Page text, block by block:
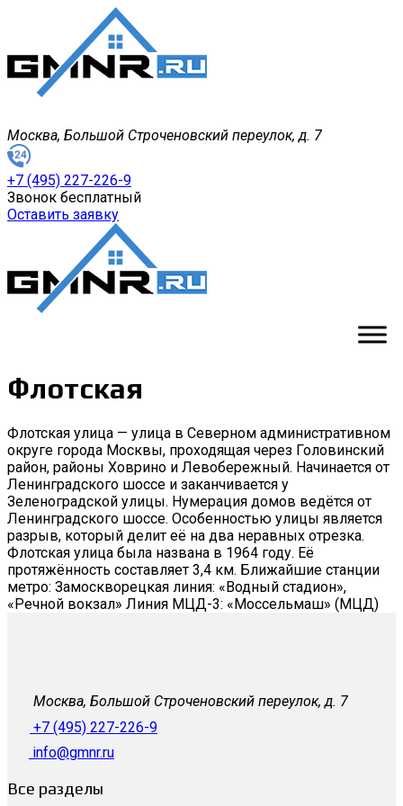
Москва, Большой Строченовский переулок, д. 7
+7 (495) 227-226-9
Звонок бесплатный
Оставить заявку
Флотская
Флотская улица — улица в Северном административном
округе города Москвы, проходящая через Головинский
район, районы Ховрино и Левобережный. Начинается от
Ленинградского шоссе и заканчивается у
Зеленоградской улицы. Нумерация домов ведётся от
Ленинградского шоссе. Особенностью улицы является
разрыв, который делит её на два неравных отрезка.
Флотская улица была названа в 1964 году. Её
протяжённость составляет 3,4 км. Ближайшие станции
метро: Замоскворецкая линия: «Водный стадион»,
«Речной вокзал» Линия МЦД-3: «Моссельмаш» (МЦД)
Москва, Большой Строченовский переулок, д. 7
+7 (495) 227-226-9
info@gmnr.ru
Все разделы